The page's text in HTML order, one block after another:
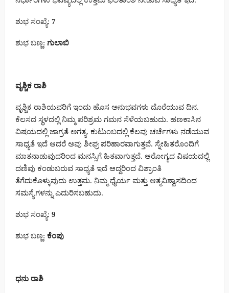
ಶುಭ ಸಂಖ್ಯೆ: 7
ಶುಭ ಬಣ್ಣ: ಗುಲಾಬಿ
ವೃಶ್ಚಿಕ ರಾಶಿ
ವೃಶ್ಚಿಕ ರಾಶಿಯವರಿಗೆ ಇಂದು ಹೊಸ ಅನುಭವಗಳು ದೊರೆಯುವ ದಿನ.
ಕೆಲಸದ ಸ್ಥಳದಲ್ಲಿ ನಿಮ್ಮ ಪರಿಶ್ರಮ ಗಮನ ಸೆಳೆಯಬಹುದು. ಹಣಕಾಸಿನ
ವಿಷಯದಲ್ಲಿ ಜಾಗ್ರತೆ ಅಗತ್ಯ. ಕುಟುಂಬದಲ್ಲಿ ಕೆಲವು ಚರ್ಚೆಗಳು ನಡೆಯುವ
ಸಾಧ್ಯತೆ ಇದೆ ಆದರೆ ಅವು ಶೀಘ್ರ ಪರಿಹಾರವಾಗುತ್ತವೆ. ಸ್ನೇಹಿತರೊಂದಿಗೆ
ಮಾತನಾಡುವುದರಿಂದ ಮನಸ್ಸಿಗೆ ಹಿತವಾಗುತ್ತದೆ. ಆರೋಗ್ಯದ ವಿಷಯದಲ್ಲಿ
ದಣಿವು ಕಂಡುಬರುವ ಸಾಧ್ಯತೆ ಇದೆ ಆದ್ದರಿಂದ ವಿಶ್ರಾಂತಿ
ತೆಗೆದುಕೊಳ್ಳುವುದು ಉತ್ತಮ. ನಿಮ್ಮ ಧೈರ್ಯ ಮತ್ತು ಆತ್ಮವಿಶ್ವಾಸದಿಂದ
ಸಮಸ್ಯೆಗಳನ್ನು ಎದುರಿಸಬಹುದು.
ಶುಭ ಸಂಖ್ಯೆ: 9
ಶುಭ ಬಣ್ಣ: ಕೆಂಪು
ಧನು ರಾಶಿ